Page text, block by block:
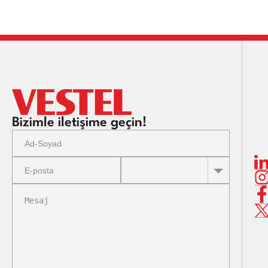
SPK
SPK
SPK
SPK
SPK
Bizimle iletişime geçin!